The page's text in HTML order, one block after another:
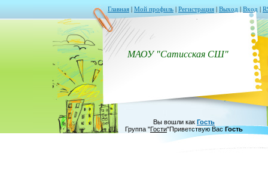
Главная Мой профиль Регистрация Выход Вход
МАОУ "Сатисская СШ"
Вы вошли как Гость
Группа "Гости"Приветствую Вас Гость